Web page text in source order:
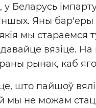
у Беларусь
іншых. Яны
мы стараемся
вязіце.
рынак, каб
што пайшоў
мы не можам